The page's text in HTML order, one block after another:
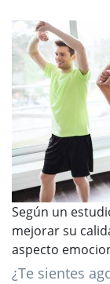
Según un
mejorar su
aspecto
¿Te sientes